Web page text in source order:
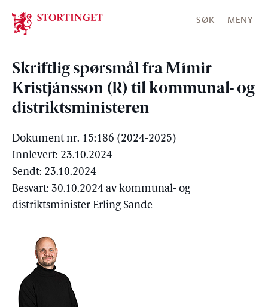
Stortinget.no
SØK MENY
Skriftlig spørsmål fra Mímir
Kristjánsson (R) til kommunal- og
distriktsministeren
Dokument nr. 15:186 (2024-2025)
Innlevert: 23.10.2024
Sendt: 23.10.2024
Besvart: 30.10.2024 av kommunal- og
distriktsminister Erling Sande